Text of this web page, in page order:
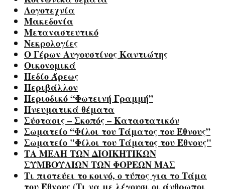
Λογοτεχνία
Μακεδονία
Μεταναστευτικό
Νεκρολογίες
Ο Γέρων Αυγουστίνος Καντιώτης
Οικονομικά
Πεδίο Άρεως
Περιβάλλον
Περιοδικό “Φωτεινή Γραμμή”
Πνευματικά θέματα
Σύστασις – Σκοπός – Καταστατικόν
Σωματείο “Φίλοι του Τάματος του Έθνους”
Σωματείο "Φίλοι του Τάματος του Έθνους"
ΤΑ ΜΕΛΗ ΤΩΝ ΔΙΟΙΚΗΤΙΚΩΝ
ΣΥΜΒΟΥΛΙΩΝ ΤΩΝ ΦΟΡΕΩΝ ΜΑΣ
Τι πιστεύει το κοινό, ο τύπος για το Τάμα